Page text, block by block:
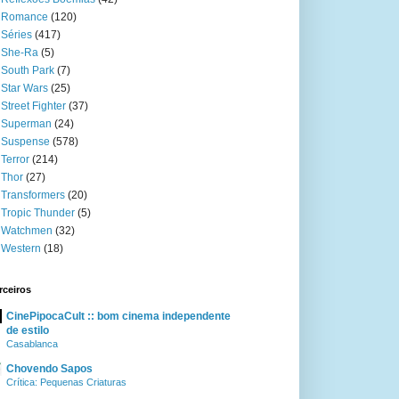
Romance (120)
Séries (417)
She-Ra (5)
South Park (7)
Star Wars (25)
Street Fighter (37)
Superman (24)
Suspense (578)
Terror (214)
Thor (27)
Transformers (20)
Tropic Thunder (5)
Watchmen (32)
Western (18)
CinePipocaCult :: bom cinema independente
de estilo
Casablanca
Chovendo Sapos
Crítica: Pequenas Criaturas